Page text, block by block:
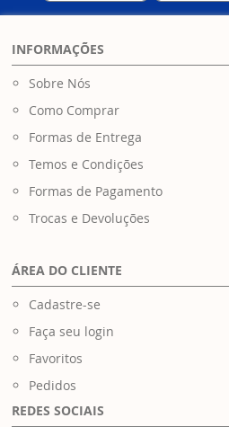
INFORMAÇÕES
Sobre Nós
Como Comprar
Formas de Entrega
Temos e Condições
Formas de Pagamento
Trocas e Devoluções
ÁREA DO CLIENTE
Cadastre-se
Faça seu login
Favoritos
Pedidos
REDES SOCIAIS